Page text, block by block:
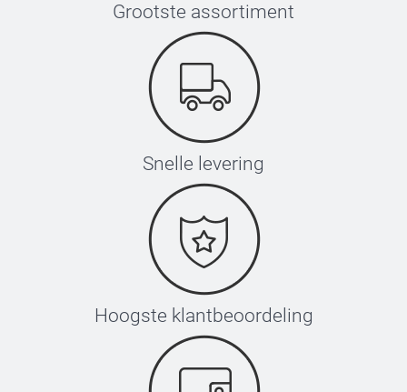
Grootste assortiment
Snelle levering
Hoogste klantbeoordeling